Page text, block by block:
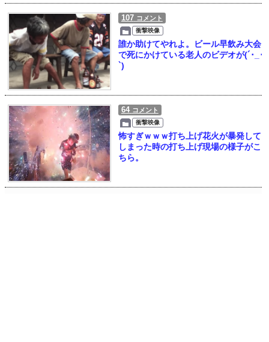
107 コメント
衝撃映像
誰か助けてやれよ。ビール早飲み大会
で死にかけている老人のビデオが(´･_･
`)
64 コメント
衝撃映像
怖すぎｗｗｗ打ち上げ花火が暴発して
しまった時の打ち上げ現場の様子がこ
ちら。